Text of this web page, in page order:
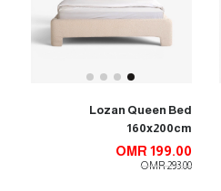
Lozan Queen Bed
160x200cm
OMR 199.00
OMR 293.00